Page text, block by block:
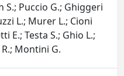
S.; Puccio G.; Ghiggeri
L.; Murer L.; Cioni
E.; Testa S.; Ghio L.;
Montini G.